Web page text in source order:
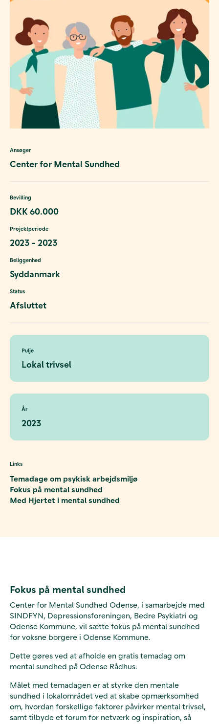
Ansøger
Center for Mental Sundhed
Bevilling
DKK 60.000
Projektperiode
2023 - 2023
Beliggenhed
Syddanmark
Status
Afsluttet
Pulje
Lokal trivsel
År
2023
Links
Temadage om psykisk arbejdsmiljø
Fokus på mental sundhed
Med Hjertet i mental sundhed
Fokus på mental sundhed
Center for Mental Sundhed Odense, i samarbejde med
SINDFYN, Depressionsforeningen, Bedre Psykiatri og
Odense Kommune, vil sætte fokus på mental sundhed
for voksne borgere i Odense Kommune.
Dette gøres ved at afholde en gratis temadag om
mental sundhed på Odense Rådhus.
Målet med temadagen er at styrke den mentale
sundhed i lokalområdet ved at skabe opmærksomhed
om, hvordan forskellige faktorer påvirker mental trivsel,
samt tilbyde et forum for netværk og inspiration, så